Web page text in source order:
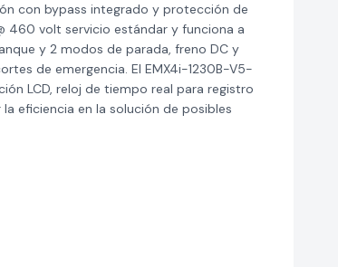
con bypass integrado y protección de
460 volt servicio estándar y funciona a
y 2 modos de parada, freno DC y
de emergencia. El EMX4i-1230B-V5-
LCD, reloj de tiempo real para registro
eficiencia en la solución de posibles